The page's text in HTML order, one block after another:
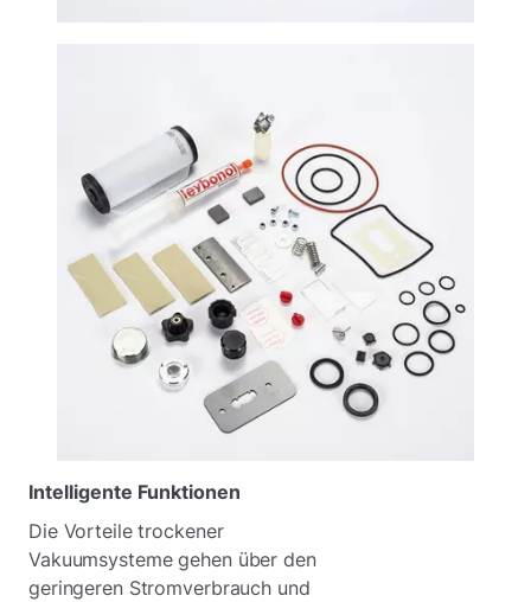
Intelligente Funktionen
Die Vorteile trockener
Vakuumsysteme gehen über den
geringeren Stromverbrauch und